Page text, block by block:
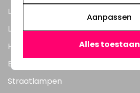
LED TL Buizen
LED Panelen
Highbay's / Ufo's
Bouwlampen
Straatlampen
Aanpassen
Alles toestaan